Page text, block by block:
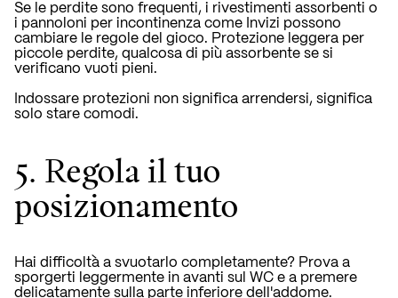
Se le perdite sono frequenti, i rivestimenti assorbenti o
i pannoloni per incontinenza come Invizi possono
cambiare le regole del gioco. Protezione leggera per
piccole perdite, qualcosa di più assorbente se si
verificano vuoti pieni.
Indossare protezioni non significa arrendersi, significa
solo stare comodi.
5. Regola il tuo
posizionamento
Hai difficoltà a svuotarlo completamente? Prova a
sporgerti leggermente in avanti sul WC e a premere
delicatamente sulla parte inferiore dell'addome.